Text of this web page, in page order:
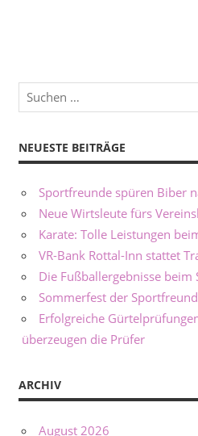
NEUESTE BEITRÄGE
Sportfreunde spüren Biber
Neue Wirtsleute fürs
Karate: Tolle Leistungen
VR-Bank Rottal-Inn stattet
Die Fußballergebnisse beim
Sommerfest der
Erfolgreiche
überzeugen die Prüfer
ARCHIV
August 2026